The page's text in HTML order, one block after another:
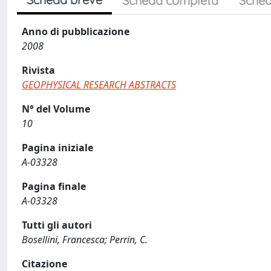
Anno di pubblicazione
2008
Rivista
GEOPHYSICAL RESEARCH ABSTRACTS
N° del Volume
10
Pagina iniziale
A-03328
Pagina finale
A-03328
Tutti gli autori
Bosellini, Francesca; Perrin, C.
Citazione